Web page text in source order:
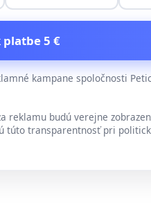
5 €
kampane spoločnosti
reklamu budú verejne
túto transparentnosť pri